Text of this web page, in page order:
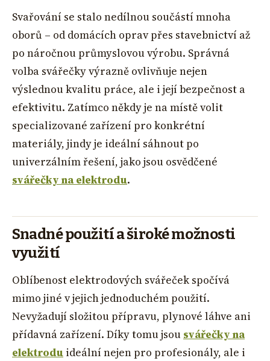
Svařování se stalo nedílnou součástí mnoha
oborů – od domácích oprav přes stavebnictví až
po náročnou průmyslovou výrobu. Správná
volba svářečky výrazně ovlivňuje nejen
výslednou kvalitu práce, ale i její bezpečnost a
efektivitu. Zatímco někdy je na místě volit
specializované zařízení pro konkrétní
materiály, jindy je ideální sáhnout po
univerzálním řešení, jako jsou osvědčené
svářečky na elektrodu.
Snadné použití a široké možnosti
využití
Oblíbenost elektrodových svářeček spočívá
mimo jiné v jejich jednoduchém použití.
Nevyžadují složitou přípravu, plynové láhve ani
přídavná zařízení. Díky tomu jsou svářečky na
elektrodu ideální nejen pro profesionály, ale i